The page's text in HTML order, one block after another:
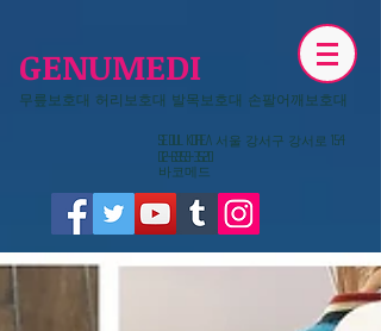
GENUMEDI
무릎보호대 허리보호대 발목보호대 손팔어깨보호대
​Seoul KOREA 서울 강서구 강서로 154
02-6959-3520
​바코메드